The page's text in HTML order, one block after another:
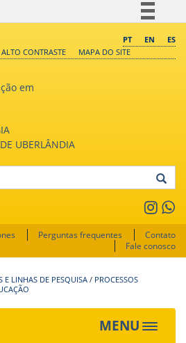
Comunica BR
PT EN
ES
ALTO CONTRASTE MAPA DO SITE
em
UBERLÂNDIA
Perguntas frequentes
Contato
Fale conosco
E LINHAS DE PESQUISA / PROCESSOS
MENU
Toggle